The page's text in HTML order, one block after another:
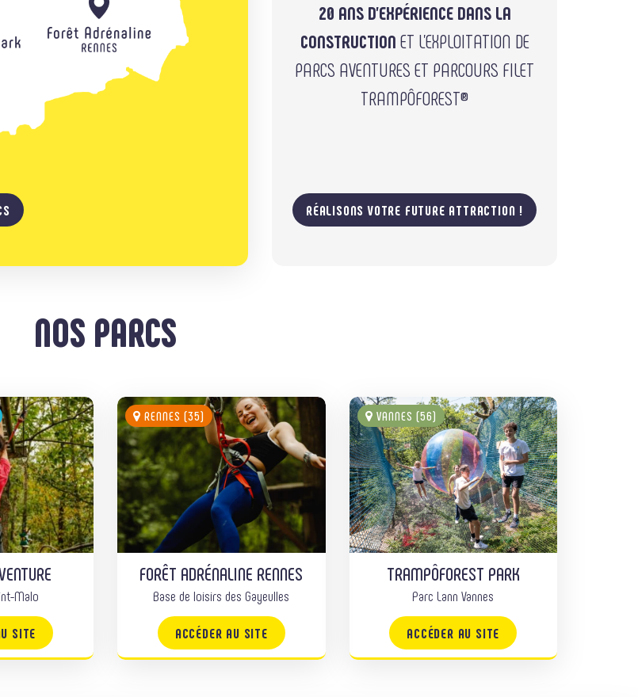
20 ANS D’EXPÉRIENCE DANS LA
CONSTRUCTION ET L’EXPLOITATION DE
PARCS AVENTURES ET PARCOURS FILET
TRAMPÔFOREST®
RÉALISONS VOTRE FUTURE ATTRACTION !
NOS PARCS
Malo
SITE
RENNES (35)
FORÊT ADRÉNALINE RENNES
Base de loisirs des Gayeulles
ACCÉDER AU SITE
VANNES (56)
TRAMPÔFOREST PARK
Parc Lann Vannes
ACCÉDER AU SITE